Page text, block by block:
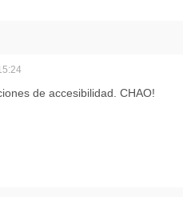
de accesibilidad. CHAO!